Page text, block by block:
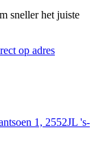
sneller het juiste
op adres
1, 2552JL 's-